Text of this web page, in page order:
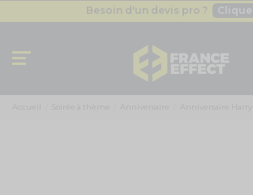
Besoin d'un devis pro ?
Besoin d'un devis pro ?
Livraison gratuite dès 49
Accueil Soirée à thème Anniversaire Anniversaire Harry